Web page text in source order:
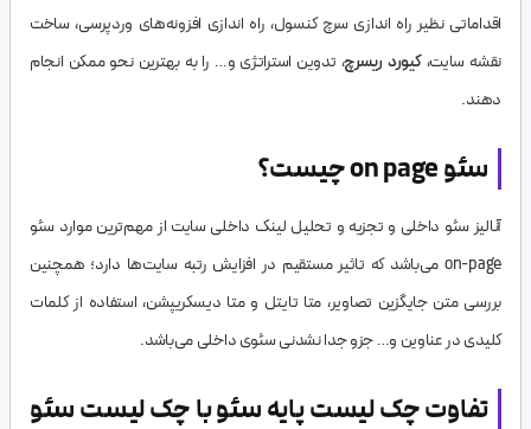
اقداماتی نظیر راه اندازی سرچ کنسول، راه اندازی افزونه‌های وردپرسی، ساخت
نقشه سایت،کیورد ریسرچ، تدوین استراتژی و… را به بهترین نحو ممکن انجام
دهند.
سئو on page چیست؟
آنالیز سئو داخلی و تجزیه و تحلیل لینک داخلی سایت از مهم‌ترین موارد سئو
on-page می‌باشد که تاثیر مستقیم در افزایش رتبه سایت‌ها دارد؛ همچنین
بررسی متن جایگزین تصاویر، متا تایتل و متا دیسکریپشن، استفاده از کلمات
کلیدی در عناوین و… جزو جدا نشدنی سئوی داخلی می‌باشد.
تفاوت چک لیست پایه سئو با چک لیست سئو